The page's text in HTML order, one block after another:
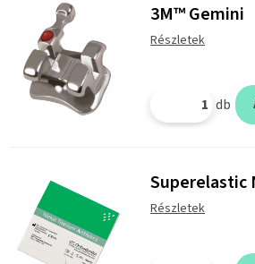
3M™ Gemini
Részletek
db
Superelastic
Részletek